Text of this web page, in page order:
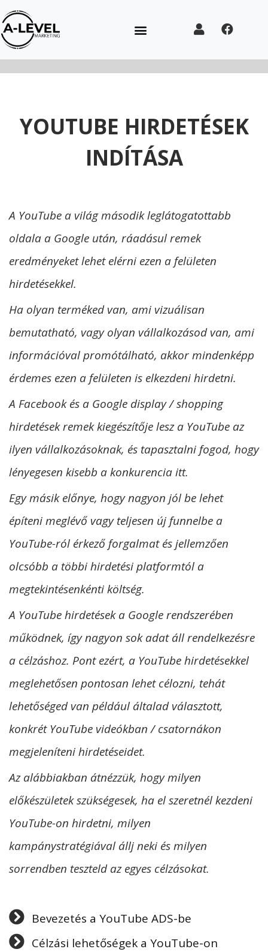
YOUTUBE HIRDETÉSEK
INDÍTÁSA
A YouTube a világ második leglátogatottabb
oldala a Google után, ráadásul remek
eredményeket lehet elérni ezen a felületen
hirdetésekkel.
Ha olyan terméked van, ami vizuálisan
bemutatható, vagy olyan vállalkozásod van, ami
információval promótálható, akkor mindenképp
érdemes ezen a felületen is elkezdeni hirdetni.
A Facebook és a Google display / shopping
hirdetések remek kiegészítője lesz a YouTube az
ilyen vállalkozásoknak, és tapasztalni fogod, hogy
lényegesen kisebb a konkurencia itt.
Egy másik előnye, hogy nagyon jól be lehet
építeni meglévő vagy teljesen új funnelbe a
YouTube-ról érkező forgalmat és jellemzően
olcsóbb a többi hirdetési platformtól a
megtekintésenkénti költség.
A YouTube hirdetések a Google rendszerében
működnek, így nagyon sok adat áll rendelkezésre
a célzáshoz. Pont ezért, a YouTube hirdetésekkel
meglehetősen pontosan lehet célozni, tehát
lehetőséged van például általad választott,
konkrét YouTube videókban / csatornákon
megjeleníteni hirdetéseidet.
Az alábbiakban átnézzük, hogy milyen
előkészületek szükségesek, ha el szeretnél kezdeni
YouTube-on hirdetni, milyen
kampánystratégiával állj neki és milyen
sorrendben teszteld az egyes célzásokat.
Bevezetés a YouTube ADS-be
Célzási lehetőségek a YouTube-on